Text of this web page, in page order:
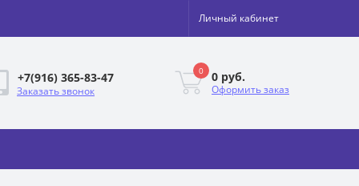
Личный кабинет
+7(916) 365-83-47
Заказать звонок
0 0 руб.
Оформить заказ